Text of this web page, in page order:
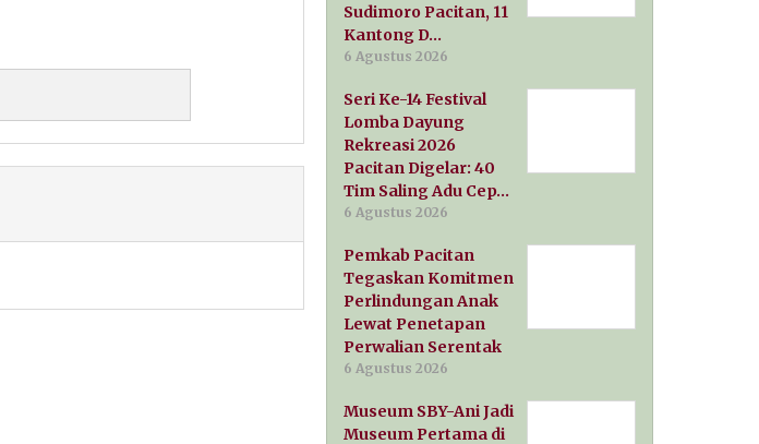
Sudimoro Pacitan, 11
Kantong D…
6 Agustus 2026
Seri Ke-14 Festival
Lomba Dayung
Rekreasi 2026
Pacitan Digelar: 40
Tim Saling Adu Cep…
6 Agustus 2026
Pemkab Pacitan
Tegaskan Komitmen
Perlindungan Anak
Lewat Penetapan
Perwalian Serentak
6 Agustus 2026
Museum SBY-Ani Jadi
Museum Pertama di